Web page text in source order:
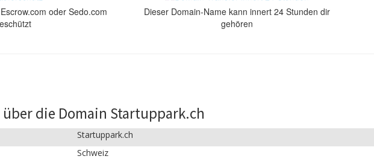
oder Sedo.com
Dieser Domain-Name kann innert 24 Stunden dir
gehören
die Domain Startuppark.ch
Startuppark.ch
Schweiz